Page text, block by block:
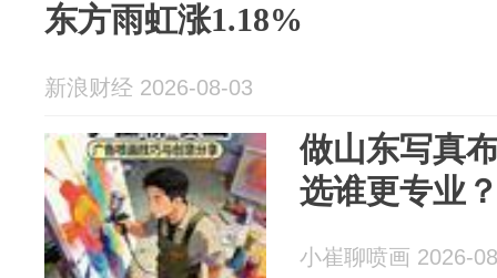
东方雨虹涨1.18%
新浪财经 2026-08-03
做山东写真
选谁更专业
小崔聊喷画 2026-